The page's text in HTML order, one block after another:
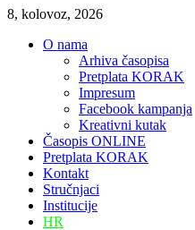
8, kolovoz, 2026
O nama
Arhiva časopisa
Pretplata KORAK
Impresum
Facebook kampanja
Kreativni kutak
Časopis ONLINE
Pretplata KORAK
Kontakt
Stručnjaci
Institucije
HR